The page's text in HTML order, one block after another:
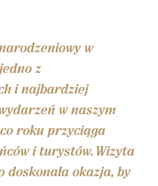
w
z
i najbardziej
w naszym
roku przyciąga
i turystów. Wizyta
okazja, by